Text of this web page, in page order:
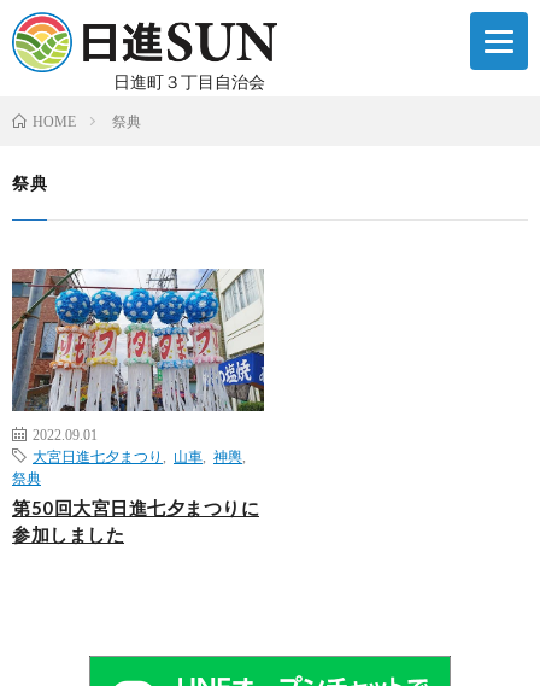
日進町３丁目自治会
HOME 祭典
祭典
2022.09.01
大宮日進七夕まつり
山車 神輿
祭典
第50回大宮日進七夕まつりに
参加しました